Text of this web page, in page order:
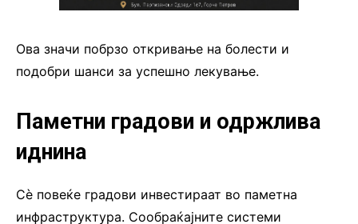
Ова значи побрзо откривање на болести и
подобри шанси за успешно лекување.
Паметни градови и одржлива
иднина
Сè повеќе градови инвестираат во паметна
инфраструктура. Сообраќајните системи